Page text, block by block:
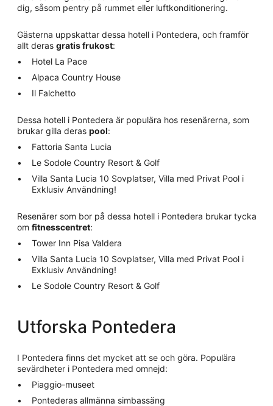
dig, såsom pentry på rummet eller luftkonditionering.
Gästerna uppskattar dessa hotell i Pontedera, och framför
allt deras gratis frukost:
Hotel La Pace
Alpaca Country House
Il Falchetto
Dessa hotell i Pontedera är populära hos resenärerna, som
brukar gilla deras pool:
Fattoria Santa Lucia
Le Sodole Country Resort & Golf
Villa Santa Lucia 10 Sovplatser, Villa med Privat Pool i
Exklusiv Användning!
Resenärer som bor på dessa hotell i Pontedera brukar tycka
om fitnesscentret:
Tower Inn Pisa Valdera
Villa Santa Lucia 10 Sovplatser, Villa med Privat Pool i
Exklusiv Användning!
Le Sodole Country Resort & Golf
Utforska Pontedera
I Pontedera finns det mycket att se och göra. Populära
sevärdheter i Pontedera med omnejd:
Piaggio-museet
Pontederas allmänna simbassäng